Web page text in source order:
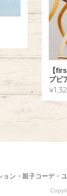
【
プピ
ョン・親子コーデ・